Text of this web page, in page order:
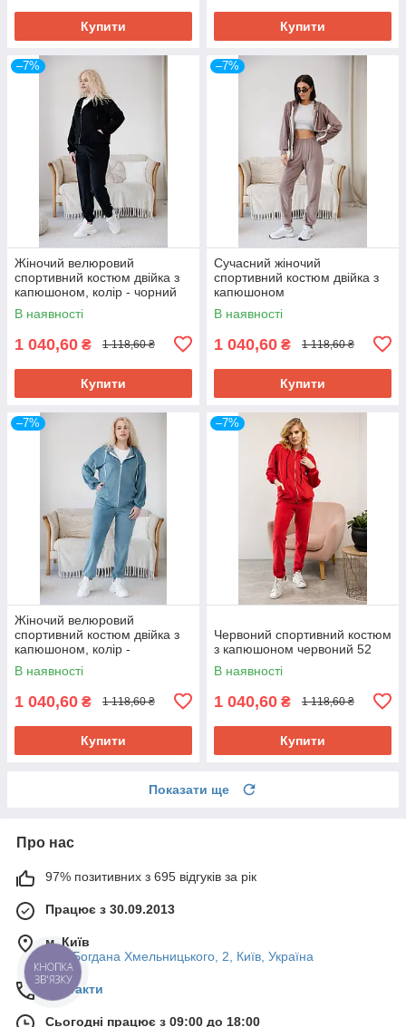
Купити Купити
–7%
Жіночий велюровий
спортивний костюм двійка з
капюшоном, колір - чорний
48
В наявності
1 040,60 ₴ 1 118,60 ₴
Купити
–7%
Сучасний жіночий
спортивний костюм двійка з
капюшоном
кольору капучино
В наявності
1 040,60 ₴ 1 118,60 ₴
Купити
–7%
Жіночий велюровий
спортивний костюм двійка з
капюшоном, колір -
ментоловий 54
В наявності
1 040,60 ₴ 1 118,60 ₴
Купити
–7%
Червоний спортивний костюм
з капюшоном червоний 52
В наявності
1 040,60 ₴ 1 118,60 ₴
Купити
Показати ще
Про нас
97% позитивних з 695 відгуків за рік
Працює з 30.09.2013
м. Київ
вул. Богдана Хмельницького, 2, Київ, Україна
Контакти
Сьогодні працює з 09:00 до 18:00
КНОПКА
ЗВ'ЯЗКУ